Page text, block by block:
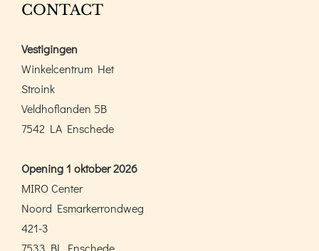
CONTACT
Vestigingen
Winkelcentrum Het
Stroink
Veldhoflanden 5B
7542 LA Enschede
Opening 1 oktober 2026
MIRO Center
Noord Esmarkerrondweg
421-3
7533 BL Enschede